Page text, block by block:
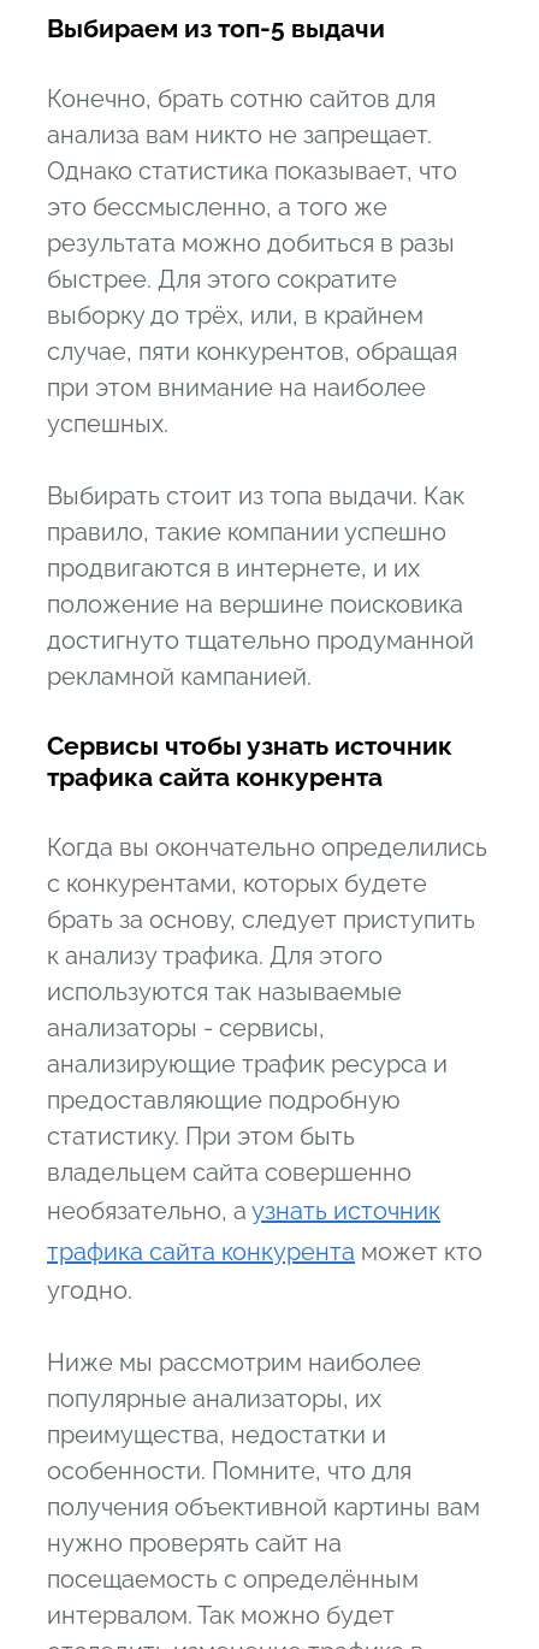
Выбираем из топ-5 выдачи
Конечно, брать сотню сайтов для
анализа вам никто не запрещает.
Однако статистика показывает, что
это бессмысленно, а того же
результата можно добиться в разы
быстрее. Для этого сократите
выборку до трёх, или, в крайнем
случае, пяти конкурентов, обращая
при этом внимание на наиболее
успешных.
Выбирать стоит из топа выдачи. Как
правило, такие компании успешно
продвигаются в интернете, и их
положение на вершине поисковика
достигнуто тщательно продуманной
рекламной кампанией.
Сервисы чтобы узнать источник
трафика сайта конкурента
Когда вы окончательно определились
с конкурентами, которых будете
брать за основу, следует приступить
к анализу трафика. Для этого
используются так называемые
анализаторы - сервисы,
анализирующие трафик ресурса и
предоставляющие подробную
статистику. При этом быть
владельцем сайта совершенно
необязательно, а узнать источник
трафика сайта конкурента может кто
угодно.
Ниже мы рассмотрим наиболее
популярные анализаторы, их
преимущества, недостатки и
особенности. Помните, что для
получения объективной картины вам
нужно проверять сайт на
посещаемость с определённым
интервалом. Так можно будет